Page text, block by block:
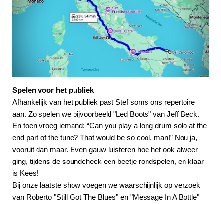
Spelen voor het publiek
Afhankelijk van het publiek past Stef soms ons repertoire
aan. Zo spelen we bijvoorbeeld "Led Boots" van Jeff Beck.
En toen vroeg iemand: “Can you play a long drum solo at the
end part of the tune? That would be so cool, man!” Nou ja,
vooruit dan maar. Even gauw luisteren hoe het ook alweer
ging, tijdens de soundcheck een beetje rondspelen, en klaar
is Kees!
Bij onze laatste show voegen we waarschijnlijk op verzoek
van Roberto "Still Got The Blues" en "Message In A Bottle"